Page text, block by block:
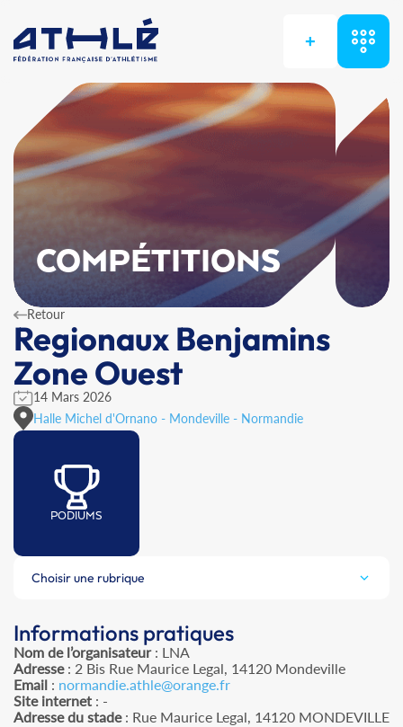
+
COMPÉTITIONS
Retour
Regionaux Benjamins
Zone Ouest
14 Mars 2026
Halle Michel d'Ornano - Mondeville - Normandie
PODIUMS
Choisir une rubrique
Informations pratiques
Nom de l’organisateur: LNA
Adresse: 2 Bis Rue Maurice Legal, 14120 Mondeville
Email : normandie.athle@orange.fr
Site internet : -
Adresse du stade: Rue Maurice Legal, 14120 MONDEVILLE